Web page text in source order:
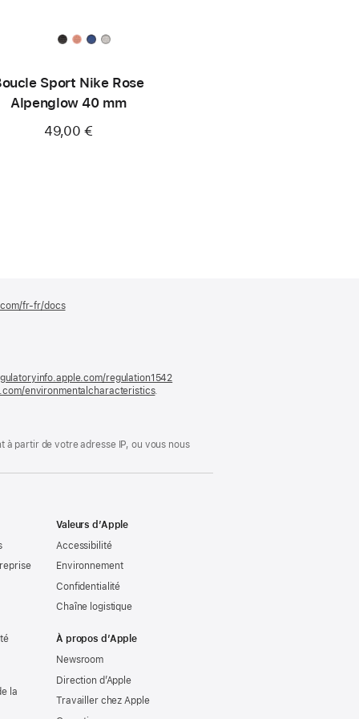
Sport Nike Rose
Alpenglow 40 mm
49,00 €
fr-fr/docs(s’ouvre
regulation1542
environmentalcharacteristics.
partir de votre adresse IP, ou vous nous
la
Valeurs d’Apple
Accessibilité
Environnement
Confidentialité
Chaîne logistique
À propos d’Apple
Newsroom
Direction d’Apple
Travailler chez Apple